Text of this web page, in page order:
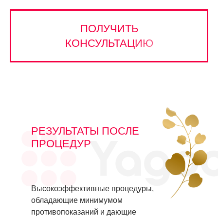
ПОЛУЧИТЬ
КОНСУЛЬТАЦИЮ
РЕЗУЛЬТАТЫ ПОСЛЕ
ПРОЦЕДУР
Высокоэффективные процедуры,
обладающие минимумом
противопоказаний и дающие